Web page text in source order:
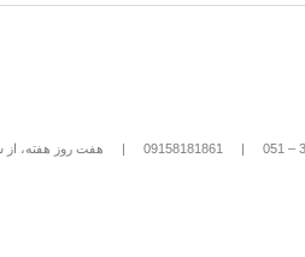
|
09158181861
| هفت روز هفته، از ساعت 9